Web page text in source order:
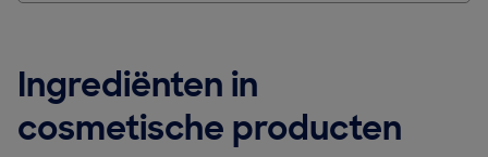
Ingrediënten in
cosmetische producten